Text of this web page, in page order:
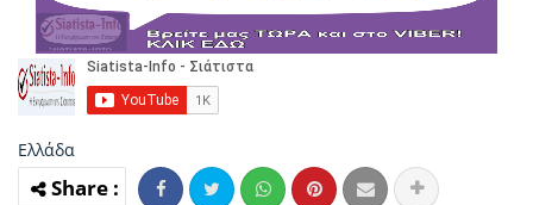
Ελλάδα